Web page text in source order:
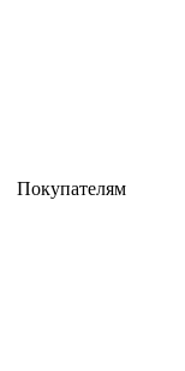
Покупателям